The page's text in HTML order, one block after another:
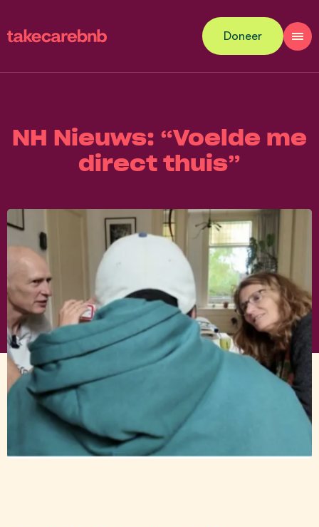
Doneer
NH Nieuws: “Voelde me
direct thuis”